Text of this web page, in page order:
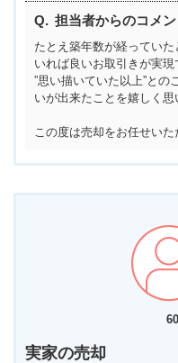
担当者からのコメン
たとえ築年数が経ってい
いれば良いお取引きが実現
”思い描いていた以上”と
いが出来たことを嬉しく思
この度は売却をお任せい
実家の売却